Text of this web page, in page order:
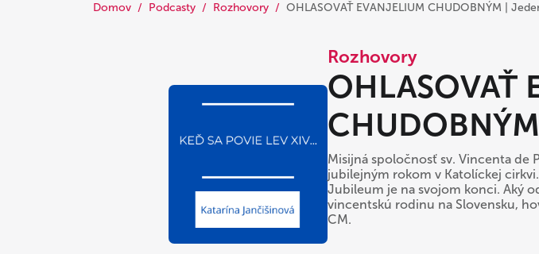
Domov Podcasty Rozhovory OHLASOVAŤ EVANJELIUM CHUDOBNÝM |
Rozhovory
OHLASOVAŤ
Misijná spoločnosť sv. Vincenta de
jubilejným rokom v Katolíckej
Jubileum je na svojom konci. Aký
vincentskú rodinu na Slovensku,
CM.